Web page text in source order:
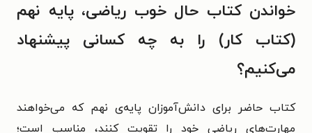
خواندن کتاب حال خوب ریاضی، پایه نهم
(کتاب کار) را به چه کسانی پیشنهاد
می‌کنیم؟
کتاب حاضر برای دانش‌آموزان پایه‌ی نهم که می‌خواهند
مهارت‌های ریاضی خود را تقویت کنند، مناسب است؛